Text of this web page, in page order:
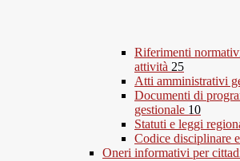
Riferimenti
attività 25
Atti amministrativi
Documenti di
gestionale 10
Statuti e leggi
Codice disciplinare
Oneri informativi per